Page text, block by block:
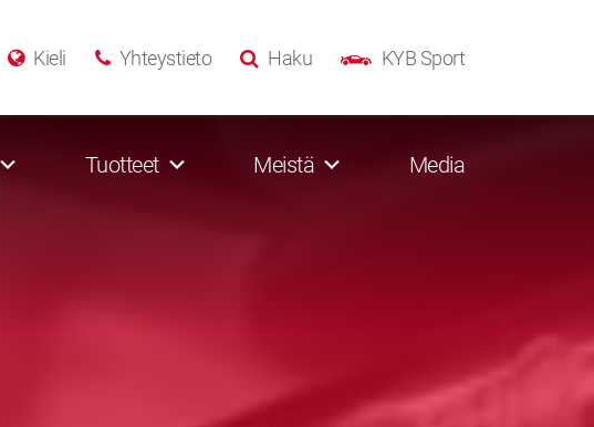
KYB Sport
Haku
Yhteystieto
Kieli
Tuotteet Meistä Media